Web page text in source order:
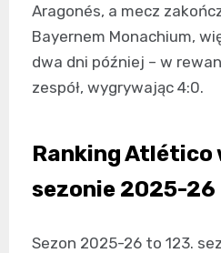
Aragonés, a mecz
Bayernem Monachium,
dwa dni później – w
zespół, wygrywając 4:0.
Ranking Atlético
sezonie 2025-26
Sezon 2025-26 to 123.